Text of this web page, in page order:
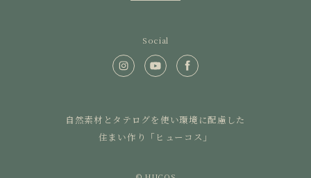
Social
自然素材とタテログを使い環境に配慮した
住まい作り「ヒューコス」